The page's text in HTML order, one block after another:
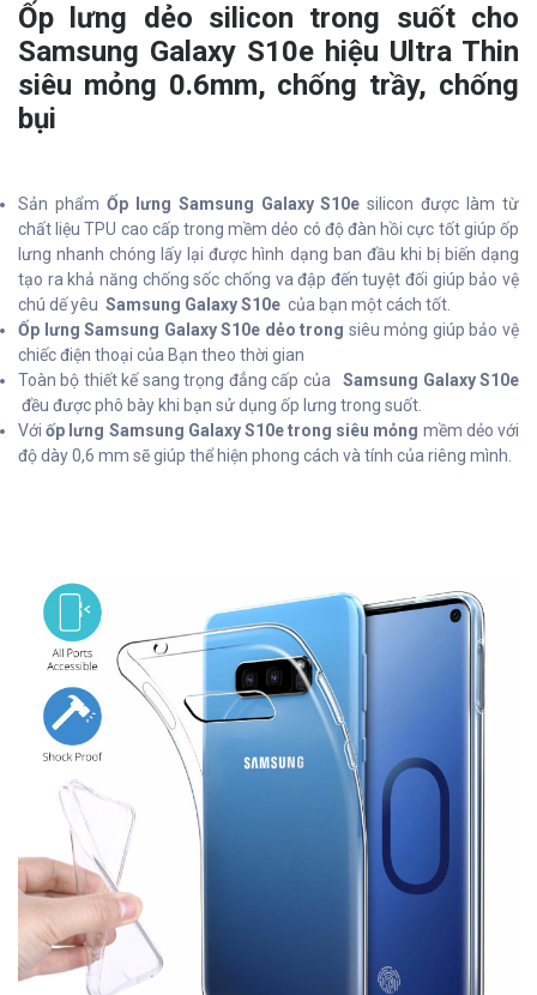
Ốp lưng dẻo silicon trong suốt cho
Samsung Galaxy S10e hiệu Ultra Thin
siêu mỏng 0.6mm, chống trầy, chống
bụi
Sản phẩm Ốp lưng Samsung Galaxy S10esilicon được làm từ
chất liệu TPU cao cấp trong mềm dẻo có độ đàn hồi cực tốt giúp ốp
lưng nhanh chóng lấy lại được hình dạng ban đầu khi bị biến dạng
tạo ra khả năng chống sốc chống va đập đến tuyệt đối giúp bảo vệ
chú dế yêu Samsung Galaxy S10e của bạn một cách tốt.
Ốp lưng Samsung Galaxy S10e dẻo trong siêu mỏng giúp bảo vệ
chiếc điện thoại của Bạn theo thời gian
Toàn bộ thiết kế sang trọng đẳng cấp của
Samsung Galaxy S10e
đều được phô bày khi bạn sử dụng ốp lưng trong suốt.
Vớiốp lưng Samsung Galaxy S10e trong siêu mỏng mềm dẻo với
độ dày 0,6 mm sẽ giúp thể hiện phong cách và tính của riêng mình.